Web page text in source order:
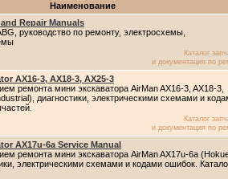
Наименование
Repair Manuals
руководство по ремонту, электросхемы,
Каталог
и документация по
AX16-3, AX18-3, AX25-3
ремонта мини экскаватора AirMan AX16-3, AX18-3,
диагностики, электрическими схемами и
Каталог
и документация по
AX17u-6a Service Manual
ремонта мини экскаватора AirMan AX17u-6a
электрическими схемами и кодами ошибок.